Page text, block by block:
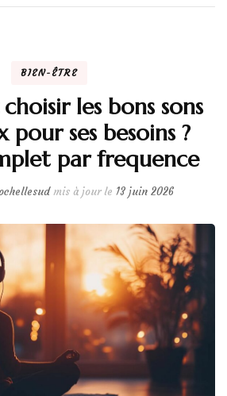
BIEN-ÊTRE
les bons sons
pour ses besoins ?
par frequence
mis à jour le 13 juin 2026